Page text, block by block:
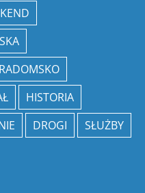
RADOMSKO
HISTORIA
DROGI SŁUŻBY